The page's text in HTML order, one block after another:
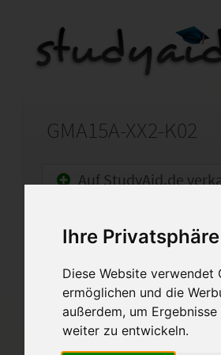
Ihre
Diese Website verwendet
ermöglichen und die
außerdem, um
weiter zu entwickeln.
GMA15A-XX2-K02
Auf StudyAid.de
Startseite Sonstiges
100
Ich
von